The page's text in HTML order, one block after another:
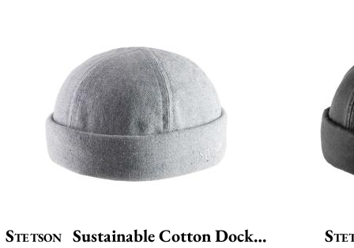
Stetson Sustainable Cotton Docker